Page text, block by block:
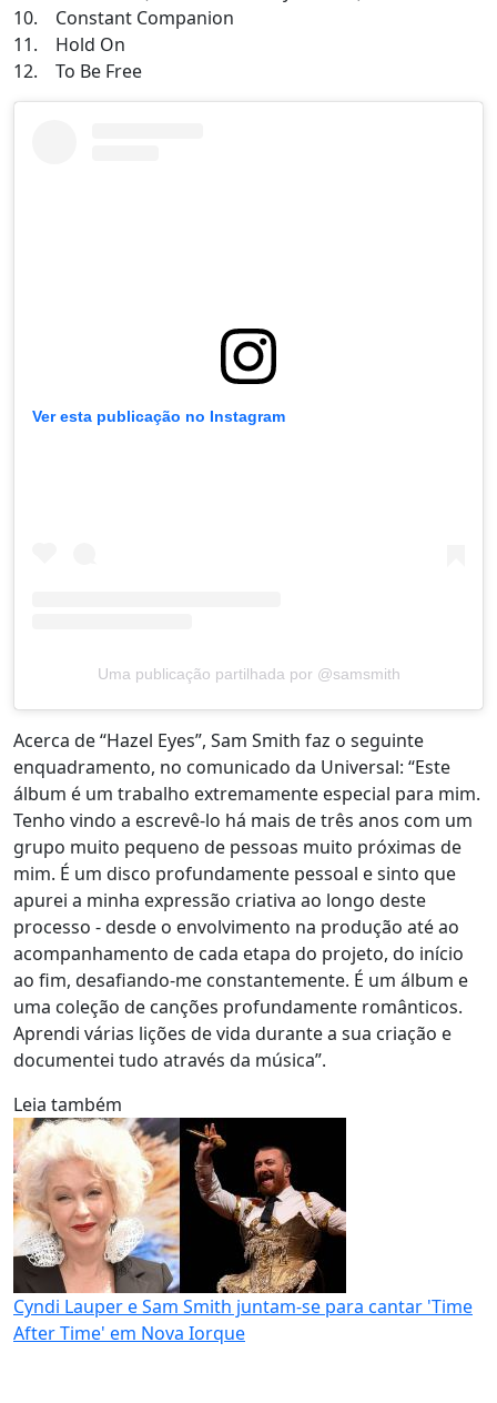
10. Constant Companion
11. Hold On
12. To Be Free
Ver esta publicação no Instagram
Uma publicação partilhada por @samsmith
Acerca de “Hazel Eyes”, Sam Smith faz o seguinte
enquadramento, no comunicado da Universal: “Este
álbum é um trabalho extremamente especial para mim.
Tenho vindo a escrevê-lo há mais de três anos com um
grupo muito pequeno de pessoas muito próximas de
mim. É um disco profundamente pessoal e sinto que
apurei a minha expressão criativa ao longo deste
processo - desde o envolvimento na produção até ao
acompanhamento de cada etapa do projeto, do início
ao fim, desafiando-me constantemente. É um álbum e
uma coleção de canções profundamente românticos.
Aprendi várias lições de vida durante a sua criação e
documentei tudo através da música”.
Leia também
Cyndi Lauper e Sam Smith juntam-se para cantar 'Time
After Time' em Nova Iorque